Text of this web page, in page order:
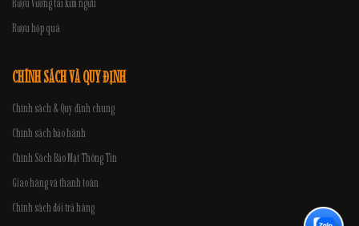
Rượu Vương tài kim ngưu
Rượu hộp quà
CHÍNH SÁCH VÀ QUY ĐỊNH
Chính sách & Quy định chung
Chính sách bảo hành
Chính Sách Bảo Mật Thông Tin
Giao hàng và thanh toán
Chính sách đổi trả hàng